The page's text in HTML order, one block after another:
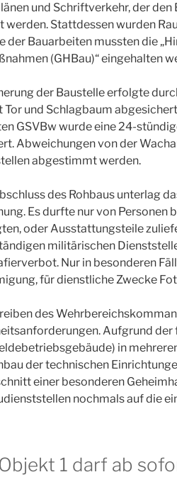
und Schriftverkehr, der
werden. Stattdessen wurden
der Bauarbeiten mussten die
(GHBau)“ eingehalten
der Baustelle erfolgte
Tor und Schlagbaum
GSVBw wurde eine 24-
Abweichungen von der
abgestimmt werden.
des Rohbaus unterlag
Es durfte nur von
oder Ausstattungsteile
militärischen
Nur in besonderen
für dienstliche Zwecke
des
Aufgrund
in
der technischen
einer besonderen
nochmals auf die
1 darf ab